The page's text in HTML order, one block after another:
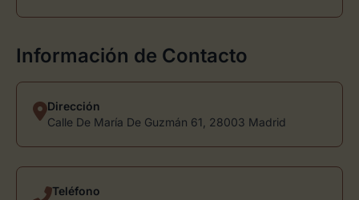
Información de Contacto
Dirección
Calle De María De Guzmán 61, 28003 Madrid
Teléfono